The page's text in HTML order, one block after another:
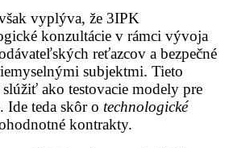
vyplýva, že 3IPK
konzultácie v rámci vývoja
reťazcov a bezpečné
subjektmi. Tieto
ako testovacie modely pre
Ide teda skôr o technologické
kontrakty.